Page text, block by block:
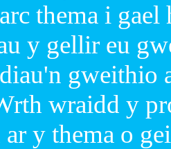
thema i
y gellir eu
gweithio
wraidd y
ar y thema o